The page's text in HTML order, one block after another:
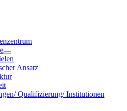
Ansatz
Qualifizierung/ Institutionen